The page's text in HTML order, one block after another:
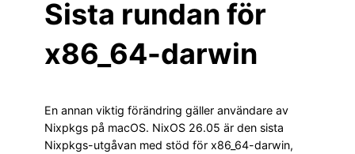
Sista rundan för
x86_64-darwin
En annan viktig förändring gäller användare av
Nixpkgs på macOS. NixOS 26.05 är den sista
Nixpkgs-utgåvan med stöd för x86_64-darwin,